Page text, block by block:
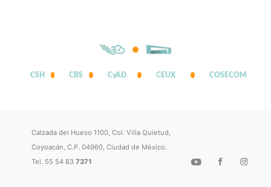
CSH CBS CyAD CEUX COSECOM
Calzada del Hueso 1100, Col. Villa Quietud,
Coyoacán, C.P. 04960, Ciudad de México.
Tel. 55 54 837371